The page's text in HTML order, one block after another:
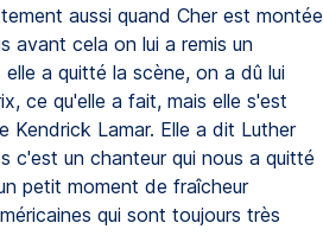
aussi quand Cher est montée
avant cela on lui a remis un
a quitté la scène, on a dû lui
ce qu'elle a fait, mais elle s'est
Kendrick Lamar. Elle a dit Luther
c'est un chanteur qui nous a quitté
petit moment de fraîcheur
qui sont toujours très